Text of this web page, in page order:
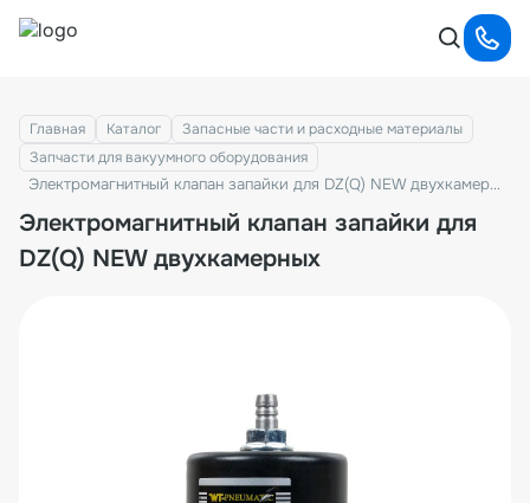
Главная Каталог
Запасные части и расходные материалы
Запчасти для вакуумного оборудования
Электромагнитный клапан запайки для DZ(Q) NEW двухкамерных
Электромагнитный клапан запайки для
DZ(Q) NEW двухкамерных